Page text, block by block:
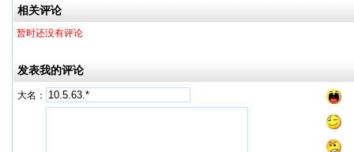
相关评论
暂时还没有评论
发表我的评论
大名：